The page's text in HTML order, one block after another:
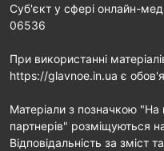
Cуб'єкт у сфері онлайн-
06536
При використанні
https://glavnoe.in.ua є
Матеріали з позначкою
партнерів" розміщуються
Відповідальність за зміст